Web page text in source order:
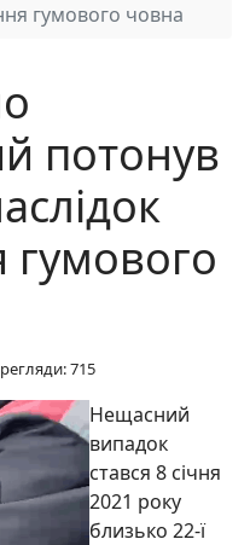
гумового човна
потонув
гумового
715
Нещасний
випадок
стався 8 січня
2021 року
близько 22-ї